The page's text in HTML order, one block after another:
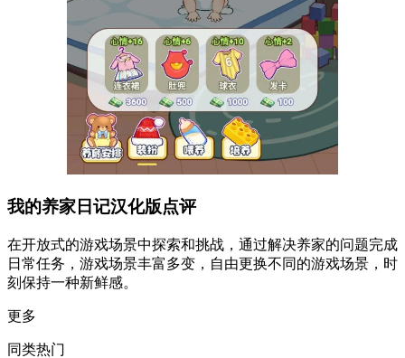
我的养家日记汉化版点评
在开放式的游戏场景中探索和挑战，通过解决养家的问题完成
日常任务，游戏场景丰富多变，自由更换不同的游戏场景，时
刻保持一种新鲜感。
更多
同类热门